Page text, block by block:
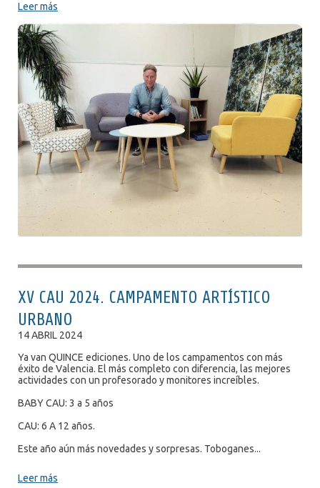
Leer más
XV CAU 2024. CAMPAMENTO ARTÍSTICO
URBANO
14 ABRIL 2024
Ya van QUINCE ediciones. Uno de los campamentos con más
éxito de Valencia. El más completo con diferencia, las mejores
actividades con un profesorado y monitores increíbles.
BABY CAU: 3 a 5 años
CAU: 6 A 12 años.
Este año aún más novedades y sorpresas. Toboganes...
Leer más